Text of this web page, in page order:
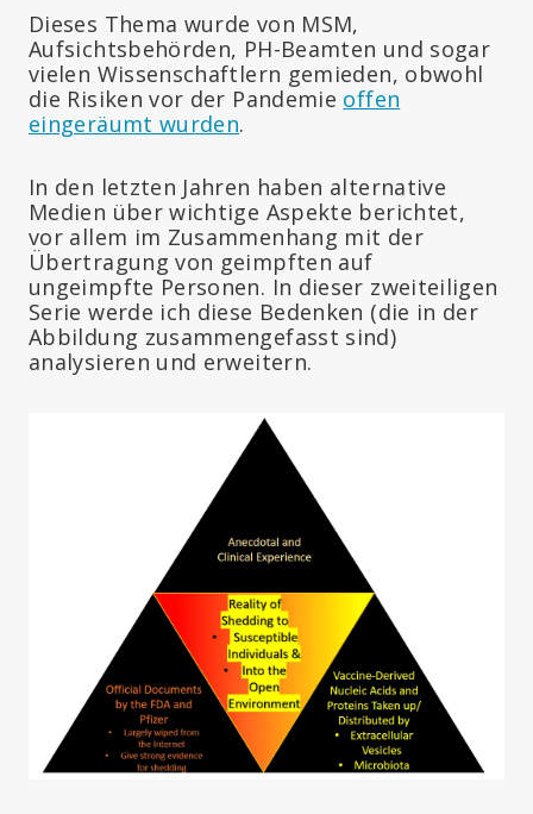
Dieses Thema wurde von MSM,
Aufsichtsbehörden, PH-Beamten und sogar
vielen Wissenschaftlern gemieden, obwohl
die Risiken vor der Pandemie offen
eingeräumt wurden.
In den letzten Jahren haben alternative
Medien über wichtige Aspekte berichtet,
vor allem im Zusammenhang mit der
Übertragung von geimpften auf
ungeimpfte Personen. In dieser zweiteiligen
Serie werde ich diese Bedenken (die in der
Abbildung zusammengefasst sind)
analysieren und erweitern.